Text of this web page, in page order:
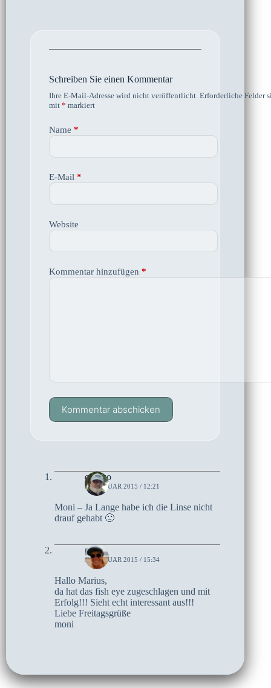
Schreiben Sie einen Kommentar
Ihre E-Mail-Adresse wird nicht veröffentlicht. Erforderliche Felder
mit * markiert
Name *
E-Mail *
Website
Kommentar hinzufügen *
Kommentar abschicken
czoczo
31. JANUAR 2015 / 12:21
Moni – Ja Lange habe ich die Linse nicht
drauf gehabt 🙂
moni
30. JANUAR 2015 / 15:34
Hallo Marius,
da hat das fish eye zugeschlagen und mit
Erfolg!!! Sieht echt interessant aus!!!
Liebe Freitagsgrüße
moni